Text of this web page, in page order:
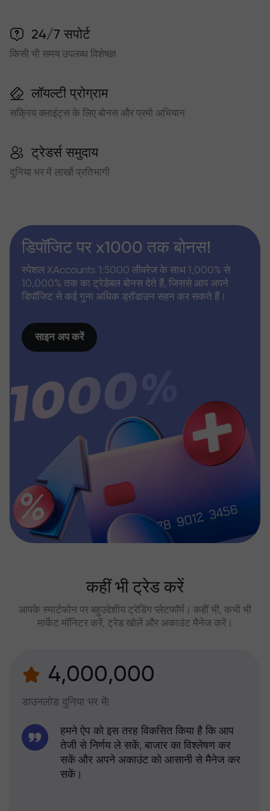
24/7 सपोर्ट
किसी भी समय उपलब्ध विशेषज्ञ
लॉयल्टी प्रोग्राम
सक्रिय क्लाइंट्स के लिए बोनस और प्रमो अभियान
ट्रेडर्स समुदाय
दुनिया भर में लाखों प्रतिभागी
डिपॉजिट पर x1000 तक बोनस!
स्पेशल XAccounts 1:5000 लीवरेज के साथ 1,000% से
10,000% तक का ट्रेडेबल बोनस देते हैं, जिससे आप अपने
डिपॉजिट से कई गुना अधिक ड्रॉडाउन सहन कर सकते हैं।
साइन अप करें
कहीं भी ट्रेड करें
आपके स्मार्टफोन पर बहुउद्देशीय ट्रेडिंग प्लेटफॉर्म। कहीं भी, कभी भी
मार्केट मॉनिटर करें, ट्रेड खोलें और अकाउंट मैनेज करें।
4,000,000
डाउनलोड दुनिया भर में!
हमने ऐप को इस तरह विकसित किया है कि आप
तेजी से निर्णय ले सकें, बाजार का विश्लेषण कर
सकें और अपने अकाउंट को आसानी से मैनेज कर
सकें।